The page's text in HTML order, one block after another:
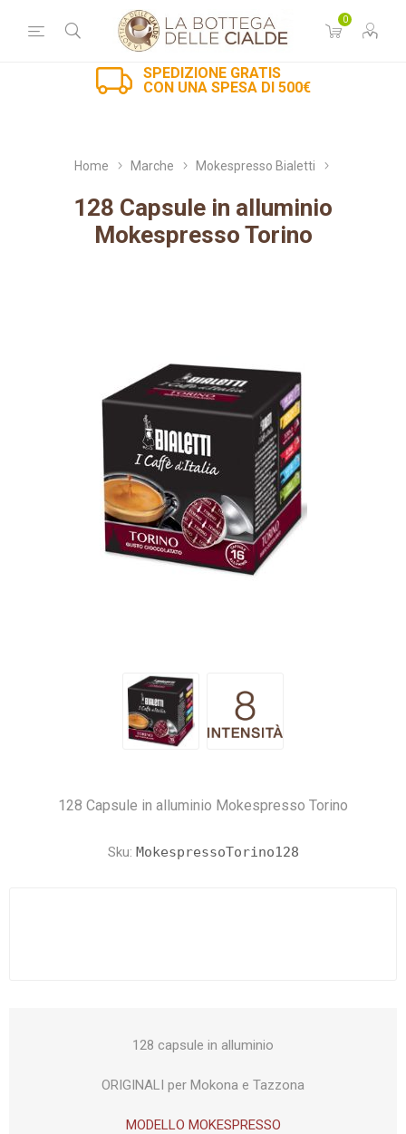
0
SPEDIZIONE GRATIS
CON UNA SPESA DI 500€
Home Marche Mokespresso Bialetti
128 Capsule in alluminio
Mokespresso Torino
128 Capsule in alluminio Mokespresso Torino
Sku: MokespressoTorino128
128 capsule in alluminio
ORIGINALI per Mokona e Tazzona
MODELLO MOKESPRESSO